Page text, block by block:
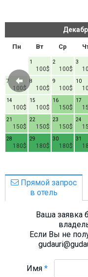
Пн Вт Ср
100$
1
100$
2 3
100$
7
100$
8
100$
9 10
100$
14
100$
15
150$
16 17
150$
21
150$
22
150$
23 24
180$
28
180$
29
180$
30 31
Прямой запрос
в отель
Ваша заявка
Если Вы не
Имя*